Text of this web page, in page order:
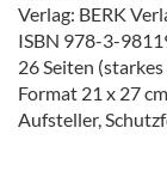
Verlag: BERK
ISBN 978-3-
26 Seiten
Format 21 x 27
Aufsteller,